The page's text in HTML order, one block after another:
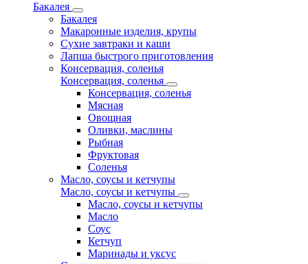
Бакалея
Бакалея
Макаронные изделия, крупы
Сухие завтраки и каши
Лапша быстрого приготовления
Консервация, соленья
Консервация, соленья
Консервация, соленья
Мясная
Овощная
Оливки, маслины
Рыбная
Фруктовая
Соленья
Масло, соусы и кетчупы
Масло, соусы и кетчупы
Масло, соусы и кетчупы
Масло
Соус
Кетчуп
Маринады и уксус